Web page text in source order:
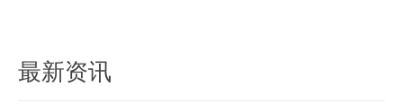
最新资讯